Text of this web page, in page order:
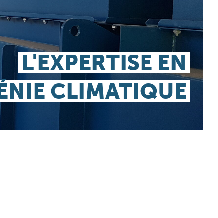
L'EXPERTISE EN
CLIMATIQUE